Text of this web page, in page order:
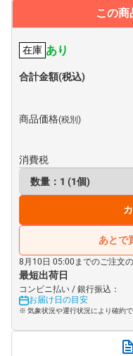
この
在庫 あり
合計金額(税込)
商品価格(税別)
消費税
あとで
8月10日 05:00までのご注文
最短出荷日
コンビニ払い / 銀行振込：
お届け日の目安
※ 気象状況や運行状況により確約